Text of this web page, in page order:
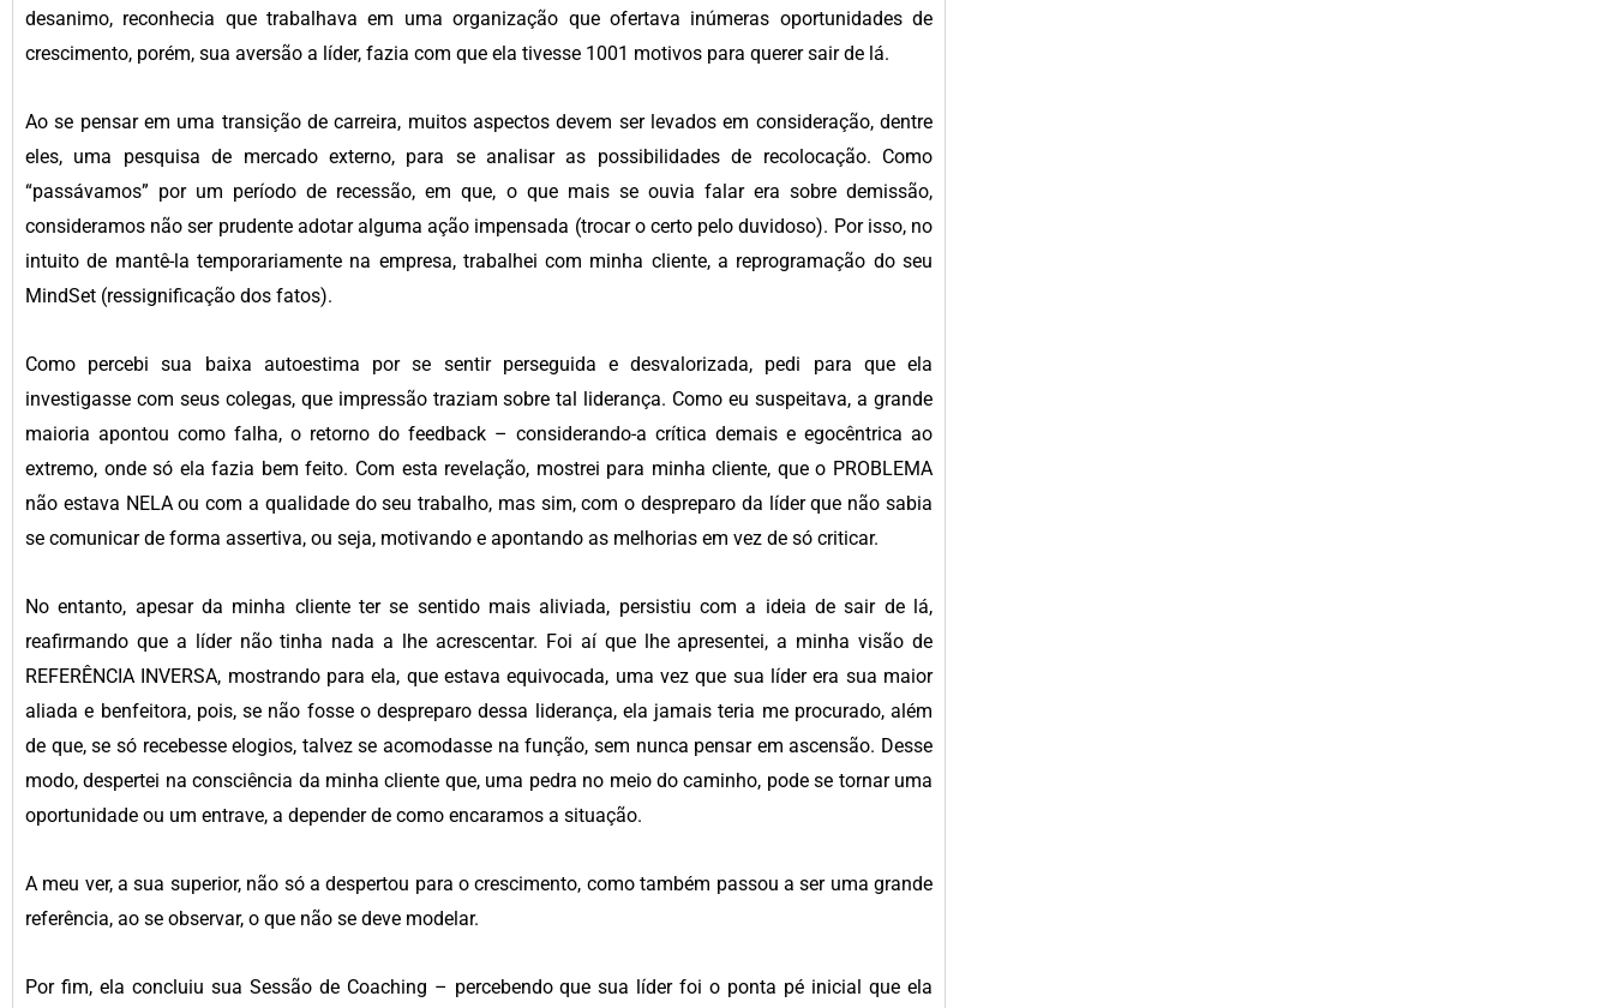
desanimo, reconhecia que trabalhava em uma organização que ofertava inúmeras oportunidades de
crescimento, porém, sua aversão a líder, fazia com que ela tivesse 1001 motivos para querer sair de lá.
Ao se pensar em uma transição de carreira, muitos aspectos devem ser levados em consideração, dentre
eles, uma pesquisa de mercado externo, para se analisar as possibilidades de recolocação. Como
“passávamos” por um período de recessão, em que, o que mais se ouvia falar era sobre demissão,
consideramos não ser prudente adotar alguma ação impensada (trocar o certo pelo duvidoso). Por isso, no
intuito de mantê-la temporariamente na empresa, trabalhei com minha cliente, a reprogramação do seu
MindSet (ressignificação dos fatos).
Como percebi sua baixa autoestima por se sentir perseguida e desvalorizada, pedi para que ela
investigasse com seus colegas, que impressão traziam sobre tal liderança. Como eu suspeitava, a grande
maioria apontou como falha, o retorno do feedback – considerando-a crítica demais e egocêntrica ao
extremo, onde só ela fazia bem feito. Com esta revelação, mostrei para minha cliente, que o PROBLEMA
não estava NELA ou com a qualidade do seu trabalho, mas sim, com o despreparo da líder que não sabia
se comunicar de forma assertiva, ou seja, motivando e apontando as melhorias em vez de só criticar.
No entanto, apesar da minha cliente ter se sentido mais aliviada, persistiu com a ideia de sair de lá,
reafirmando que a líder não tinha nada a lhe acrescentar. Foi aí que lhe apresentei, a minha visão de
REFERÊNCIA INVERSA, mostrando para ela, que estava equivocada, uma vez que sua líder era sua maior
aliada e benfeitora, pois, se não fosse o despreparo dessa liderança, ela jamais teria me procurado, além
de que, se só recebesse elogios, talvez se acomodasse na função, sem nunca pensar em ascensão. Desse
modo, despertei na consciência da minha cliente que, uma pedra no meio do caminho, pode se tornar uma
oportunidade ou um entrave, a depender de como encaramos a situação.
A meu ver, a sua superior, não só a despertou para o crescimento, como também passou a ser uma grande
referência, ao se observar, o que não se deve modelar.
Por fim, ela concluiu sua Sessão de Coaching – percebendo que sua líder foi o ponta pé inicial que ela